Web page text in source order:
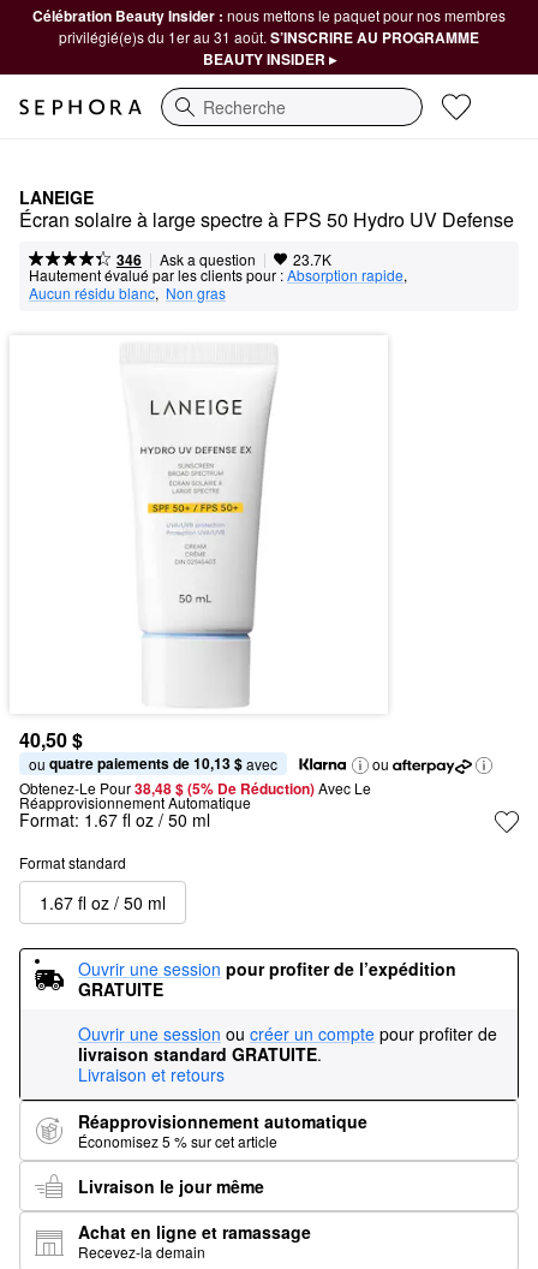
Célébration Beauty Insider : nous mettons le paquet pour nos membres
privilégié(e)s du 1er au 31 août. S’INSCRIRE AU PROGRAMME
BEAUTY INSIDER ▸
Recherche
LANEIGE
Écran solaire à large spectre à FPS 50 Hydro UV Defense
346 | Ask a question | 23.7K
Hautement évalué par les clients pour :Absorption rapide,
Aucun résidu blanc, Non gras
40,50 $
ou quatre paiements de 10,13 $ avec
ou
Obtenez-Le Pour38,48 $ (5% De Réduction) Avec Le
Réapprovisionnement Automatique
Format: 1.67 fl oz / 50 ml
Format standard
1.67 fl oz / 50 ml
Ouvrir une session pour profiter de l’expédition
GRATUITE
Ouvrir une session ou créer un compte pour profiter de
livraison standard GRATUITE.
Livraison et retours
Réapprovisionnement automatique
Économisez 5 % sur cet article
Livraison le jour même
Achat en ligne et ramassage
Recevez-la demain